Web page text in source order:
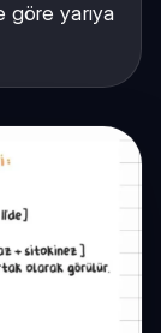
göre yarıya